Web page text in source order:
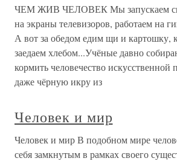
ЧЕМ ЖИВ ЧЕЛОВЕК Мы запускаем
на экраны телевизоров, работаем на
А вот за обедом едим щи и картошку,
заедаем хлебом...Учёные давно
кормить человечество
даже чёрную икру из
Человек и мир
Человек и мир В подобном мире
себя замкнутым в рамках своего